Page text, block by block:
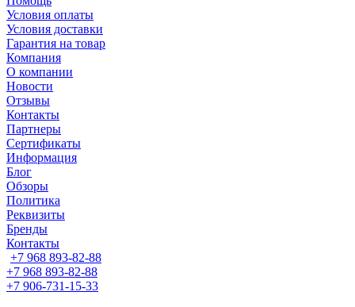
Условия оплаты
Условия доставки
Гарантия на товар
Компания
О компании
Новости
Отзывы
Контакты
Партнеры
Сертификаты
Информация
Блог
Обзоры
Политика
Реквизиты
Бренды
Контакты
+7 968 893-82-88
+7 968 893-82-88
+7 906-731-15-33